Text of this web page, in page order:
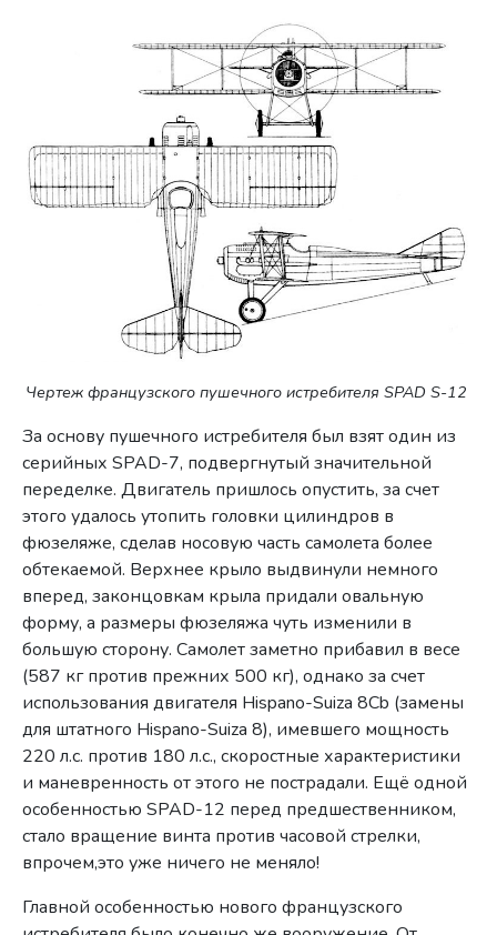
Чертеж французского пушечного истребителя SPAD S-12
За основу пушечного истребителя был взят один из
серийных SPAD-7, подвергнутый значительной
переделке. Двигатель пришлось опустить, за счет
этого удалось утопить головки цилиндров в
фюзеляже, сделав носовую часть самолета более
обтекаемой. Верхнее крыло выдвинули немного
вперед, законцовкам крыла придали овальную
форму, а размеры фюзеляжа чуть изменили в
большую сторону. Самолет заметно прибавил в весе
(587 кг против прежних 500 кг), однако за счет
использования двигателя Hispano-Suiza 8Cb (замены
для штатного Hispano-Suiza 8), имевшего мощность
220 л.с. против 180 л.с., скоростные характеристики
и маневренность от этого не пострадали. Ещё одной
особенностью SPAD-12 перед предшественником,
стало вращение винта против часовой стрелки,
впрочем,это уже ничего не меняло!
Главной особенностью нового французского